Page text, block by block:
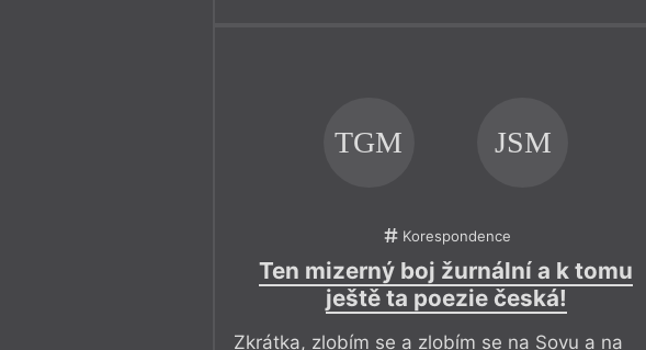
TGM JSM
Korespondence
Ten mizerný boj žurnální a k tomu
ještě ta poezie česká!
Zkrátka, zlobím se a zlobím se na Sovu a na